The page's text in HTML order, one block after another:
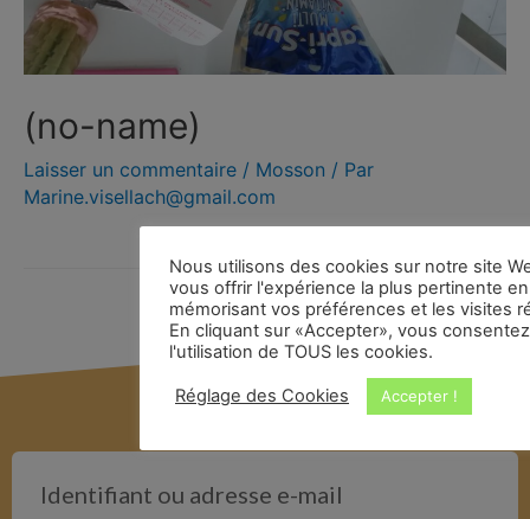
(no-name)
Laisser un commentaire / Mosson / Par
Marine.visellach@gmail.com
Nous utilisons des cookies sur notre site
vous offrir l'expérience la plus pertinente en
mémorisant vos préférences et les visites
En cliquant sur «Accepter», vous
l'utilisation de TOUS les cookies.
Réglage des Cookies Accepter !